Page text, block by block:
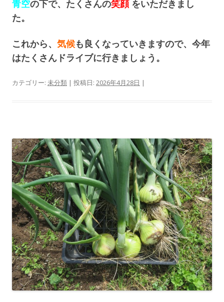
青空の下で、たくさんの笑顔をいただきまし
た。
これから、 気候も良くなっていきますので、今年
はたくさんドライブに行きましょう。
カテゴリー: 未分類 | 投稿日: 2026年4月28日 |